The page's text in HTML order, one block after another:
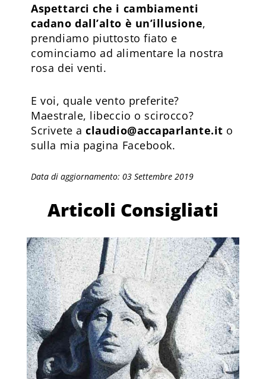
Aspettarci che i cambiamenti
cadano dall’alto è un’illusione,
prendiamo piuttosto fiato e
cominciamo ad alimentare la nostra
rosa dei venti.
E voi, quale vento preferite?
Maestrale, libeccio o scirocco?
Scrivete aclaudio@accaparlante.it o
sulla mia pagina Facebook.
Data di aggiornamento: 03 Settembre 2019
Articoli Consigliati